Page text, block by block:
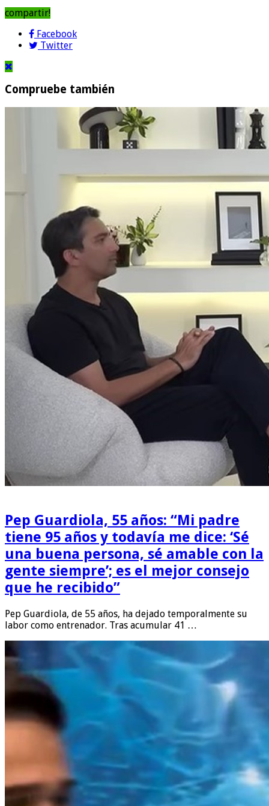
compartir!
Facebook
Twitter
Compruebe también
Pep Guardiola, 55 años: “Mi padre
tiene 95 años y todavía me dice: ‘Sé
una buena persona, sé amable con la
gente siempre’; es el mejor consejo
que he recibido”
Pep Guardiola, de 55 años, ha dejado temporalmente su
labor como entrenador. Tras acumular 41 …